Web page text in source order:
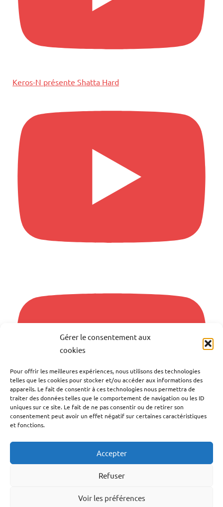
Gérer le consentement aux
cookies
Pour offrir les meilleures expériences, nous utilisons des technologies
telles que les cookies pour stocker et/ou accéder aux informations des
appareils. Le fait de consentir à ces technologies nous permettra de
traiter des données telles que le comportement de navigation ou les ID
uniques sur ce site. Le fait de ne pas consentir ou de retirer son
consentement peut avoir un effet négatif sur certaines caractéristiques
et fonctions.
Accepter
Refuser
Voir les préférences
Keros-N présente Shatta Hard
S'abonner
Facebook
YouTube
TikTok
Instagram
LinkedIn
Twitter